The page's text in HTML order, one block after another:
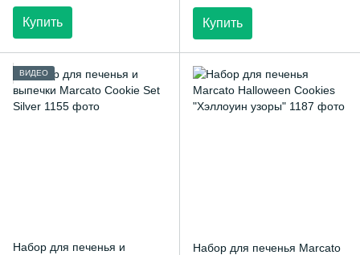
Купить Купить
ВИДЕО
Набор для печенья и
Набор для печенья Marcato